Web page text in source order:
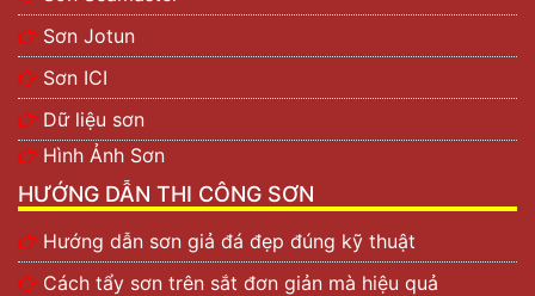
Sơn Jotun
Sơn ICI
Dữ liệu sơn
Hình Ảnh Sơn
HƯỚNG DẪN THI CÔNG SƠN
Hướng dẫn sơn giả đá đẹp đúng kỹ thuật
Cách tẩy sơn trên sắt đơn giản mà hiệu quả